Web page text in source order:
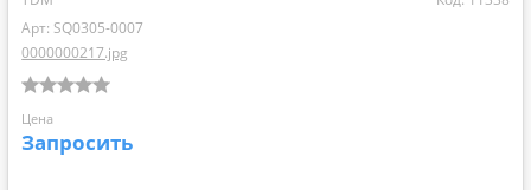
Арт: SQ0305-0007
0000000217.jpg
Цена
Запросить